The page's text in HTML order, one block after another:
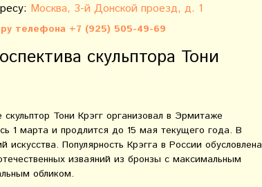
Москва, 3-й Донской проезд, д. 1
телефона +7 (925) 505-49-69
скульптора Тони
Тони Крэгг организовал в Эрмитаже
1 марта и продлится до 15 мая текущего года. В
Популярность Крэгга в России обусловлена
изваяний из бронзы с максимальным
обликом.